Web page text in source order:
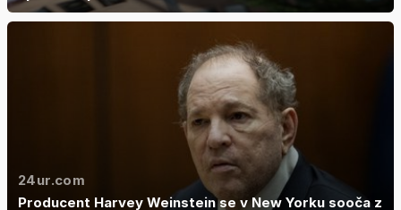
24ur.com
Producent Harvey Weinstein se v New Yorku sooča z